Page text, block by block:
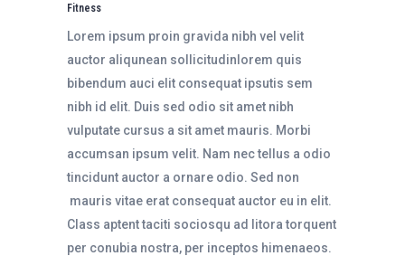
Fitness
Lorem ipsum proin gravida nibh vel velit
auctor aliqunean sollicitudinlorem quis
bibendum auci elit consequat ipsutis sem
nibh id elit. Duis sed odio sit amet nibh
vulputate cursus a sit amet mauris. Morbi
accumsan ipsum velit. Nam nec tellus a odio
tincidunt auctor a ornare odio. Sed non
mauris vitae erat consequat auctor eu in elit.
Class aptent taciti sociosqu ad litora torquent
per conubia nostra, per inceptos himenaeos.